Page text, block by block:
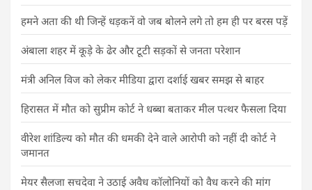
हमने अता की थी जिन्हें धड़कनें वो जब बोलने लगे तो हम ही पर बरस पड़ें
अंबाला शहर में कूड़े के ढेर और टूटी सड़कों से जनता परेशान
मंत्री अनिल विज को लेकर मीडिया द्वारा दर्शाई खबर समझ से बाहर
हिरासत में मौत को सुप्रीम कोर्ट ने धब्बा बताकर मील पत्थर फैसला दिया
वीरेश शांडिल्य को मौत की धमकी देने वाले आरोपी को नहीं दी कोर्ट ने
जमानत
मेयर सैलजा सचदेवा ने उठाई अवैध कॉलोनियों को वैध करने की मांग